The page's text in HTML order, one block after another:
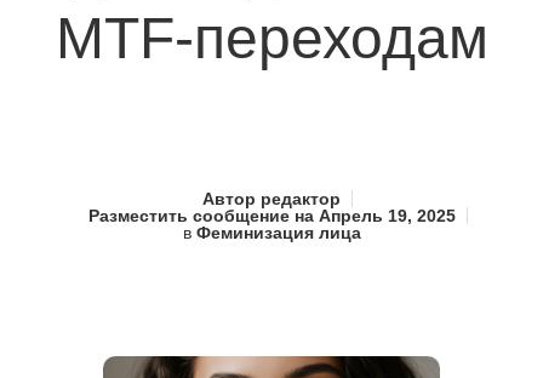
MTF-переходам
Автор редактор
Разместить сообщение наАпрель 19, 2025
в Феминизация лица